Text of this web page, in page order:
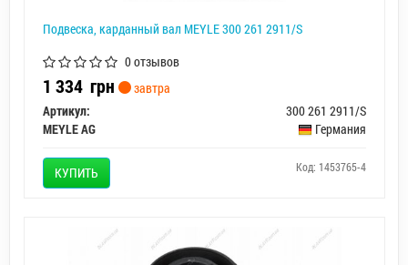
Подвеска, карданный вал MEYLE 300 261 2911/S
0 отзывов
1 334 грн
завтра
Артикул:
300 261 2911/S
MEYLE AG
Германия
КУПИТЬ Код: 1453765-4